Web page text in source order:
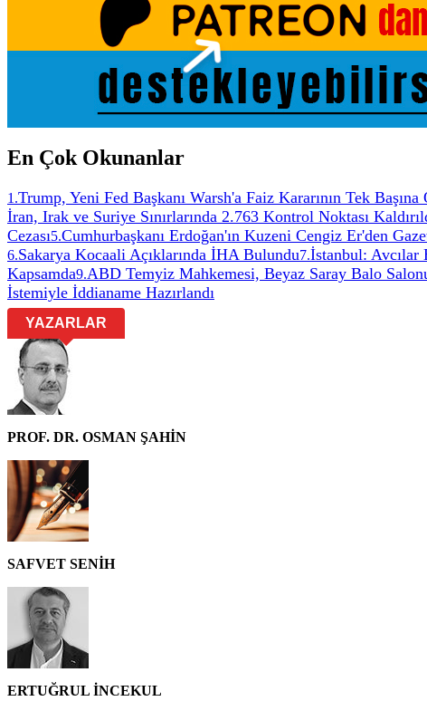
En Çok Okunanlar
1 .Trump, Yeni Fed Başkanı Warsh'a Faiz Kararının Tek Başına
İran, Irak ve Suriye Sınırlarında 2.763 Kontrol Noktası
Cezası5.Cumhurbaşkanı Erdoğan'ın Kuzeni Cengiz Er'den
6.Sakarya Kocaali Açıklarında İHA Bulundu7.İstanbul: Avcılar
Kapsamda9.ABD Temyiz Mahkemesi, Beyaz Saray Balo
İstemiyle İddianame Hazırlandı
YAZARLAR
PROF. DR. OSMAN ŞAHİN
SAFVET SENİH
ERTUĞRUL İNCEKUL